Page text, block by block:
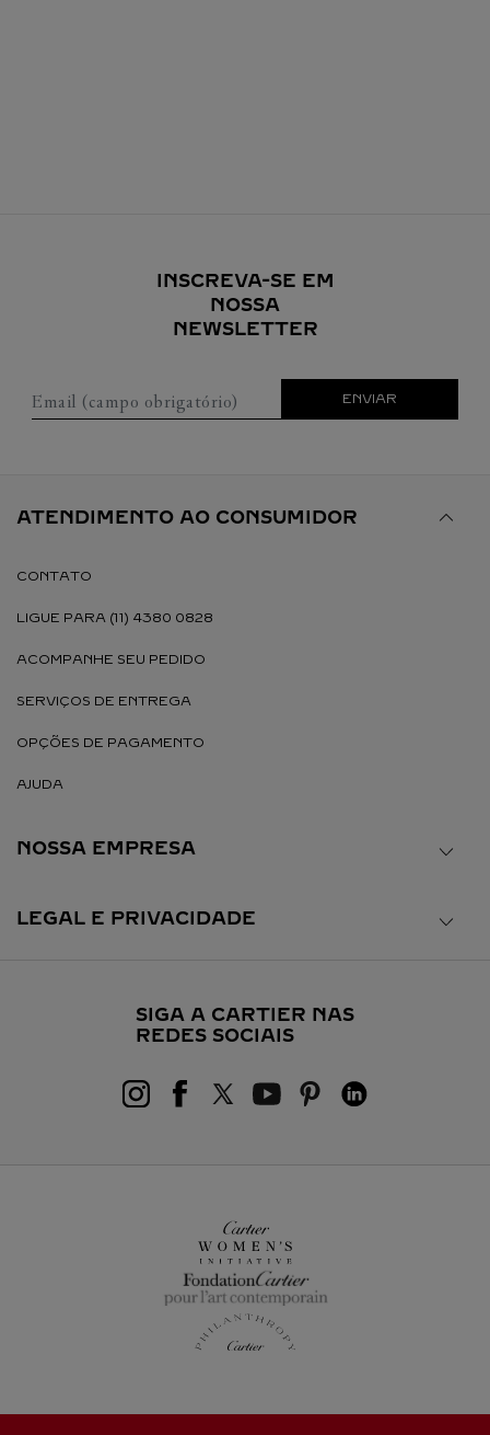
INSCREVA-SE EM
NOSSA
NEWSLETTER
Email (campo obrigatório) ENVIAR
ATENDIMENTO AO CONSUMIDOR
CONTATO
LIGUE PARA (11) 4380 0828
ACOMPANHE SEU PEDIDO
SERVIÇOS DE ENTREGA
OPÇÕES DE PAGAMENTO
AJUDA
NOSSA EMPRESA
LEGAL E PRIVACIDADE
SIGA A CARTIER NAS
REDES SOCIAIS